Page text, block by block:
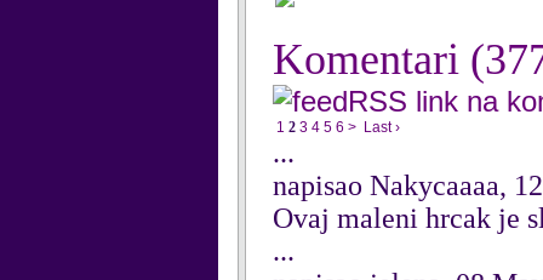
Komentari
RSS link na
1 2 3 4 5 6 > Last ›
...
napisao Nakycaaaa,
Ovaj maleni hrcak je
...